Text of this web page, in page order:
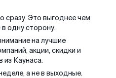
сразу. Это выгоднее чем
одну сторону.
на лучшие
акции, скидки и
Каунаса.
а не в выходные.